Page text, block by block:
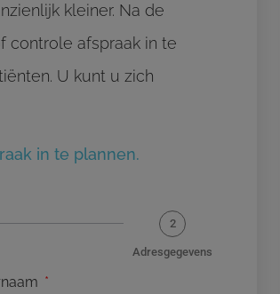
kleiner. Na de
controle afspraak in te
U kunt u zich
in te plannen.
2
Adresgegevens